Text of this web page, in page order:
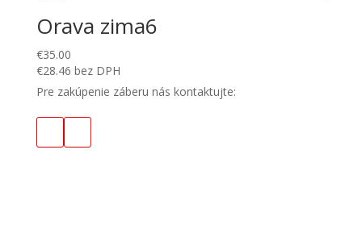
Orava zima6
€35.00
€28.46 bez DPH
Pre zakúpenie záberu nás kontaktujte: